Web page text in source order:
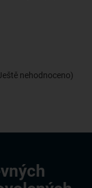
nehodnoceno)